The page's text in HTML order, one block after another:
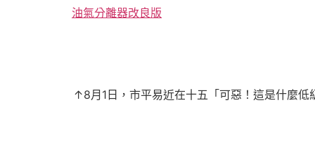
油氣分離器改良版
↑8月1日，市平易近在十五「可惡！這是什麼